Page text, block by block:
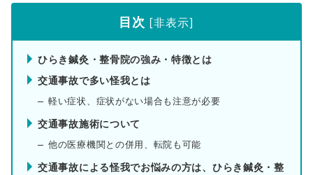
目次 [非表示]
ひらき鍼灸・整骨院の強み・特徴とは
交通事故で多い怪我とは
軽い症状、症状がない場合も注意が必要
交通事故施術について
他の医療機関との併用、転院も可能
交通事故による怪我でお悩みの方は、ひらき鍼灸・整